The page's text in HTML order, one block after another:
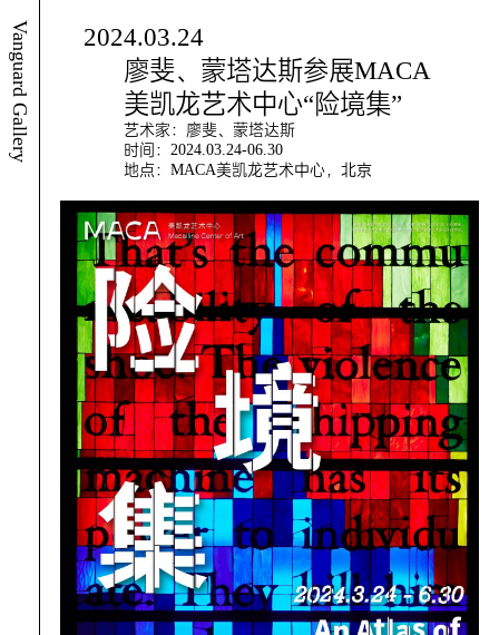
Vanguard Gallery
2024.03.24
廖斐、蒙塔达斯参展MACA
美凯龙艺术中心“险境集”
艺术家：廖斐、蒙塔达斯
时间：2024.03.24-06.30
地点：MACA美凯龙艺术中心，北京